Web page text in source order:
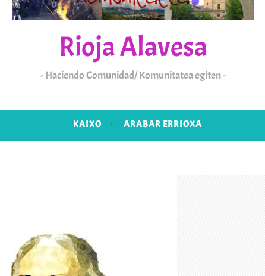
Rioja Alavesa
Haciendo Comunidad/ Komunitatea egiten
KAIXO ARABAR ERRIOXA